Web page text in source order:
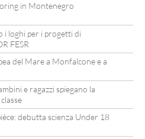
in Montenegro
i loghi per i progetti di
FESR
del Mare a Monfalcone e a
e ragazzi spiegano la
debutta scienza Under 18